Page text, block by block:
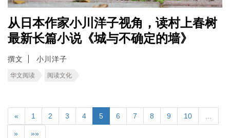
从日本作家小川洋子视角，读村上春树
最新长篇小说《城与不确定的墙》
撰文 小川洋子
华文阅读 阅读文化
« 1 2 3 4 5 6 7 8 9 10
» »»